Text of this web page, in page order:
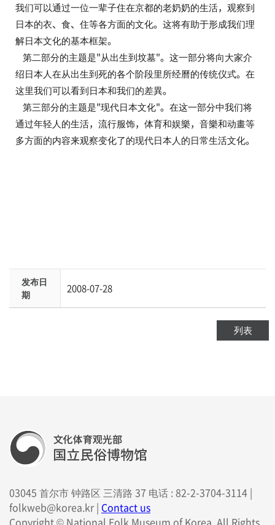
我们可以通过一位一辈子住在京都的老奶奶的生活，观察到
日本的衣、食、住等各方面的文化。这将有助于形成我们理
解日本文化的基本框架。
第二部分的主题是"从出生到坟墓"。这一部分将向大家介
绍日本人在从出生到死的各个阶段里所经曆的传统仪式。在
这里我们可以看到日本和我们的差異。
第三部分的主题是"现代日本文化"。在这一部分中我们将
通过年轻人的生活，流行服饰，体育和娱樂，音樂和动畫等
多方面的内容来观察变化了的现代日本人的日常生活文化。
发布日
期
2008-07-28
列表
03045 首尔市 钟路区 三清路 37 电话 : 82-2-3704-3114 |
folkweb@korea.kr | Contact us
Copyright © National Folk Museum of Korea. All Rights